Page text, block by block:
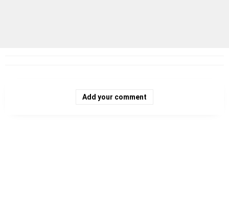
Add your comment